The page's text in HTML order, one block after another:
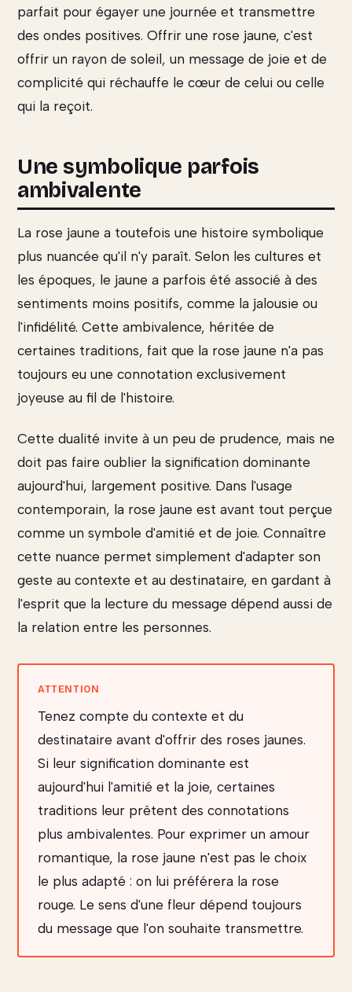
parfait pour égayer une journée et transmettre
des ondes positives. Offrir une rose jaune, c'est
offrir un rayon de soleil, un message de joie et de
complicité qui réchauffe le cœur de celui ou celle
qui la reçoit.
Une symbolique parfois
ambivalente
La rose jaune a toutefois une histoire symbolique
plus nuancée qu'il n'y paraît. Selon les cultures et
les époques, le jaune a parfois été associé à des
sentiments moins positifs, comme la jalousie ou
l'infidélité. Cette ambivalence, héritée de
certaines traditions, fait que la rose jaune n'a pas
toujours eu une connotation exclusivement
joyeuse au fil de l'histoire.
Cette dualité invite à un peu de prudence, mais ne
doit pas faire oublier la signification dominante
aujourd'hui, largement positive. Dans l'usage
contemporain, la rose jaune est avant tout perçue
comme un symbole d'amitié et de joie. Connaître
cette nuance permet simplement d'adapter son
geste au contexte et au destinataire, en gardant à
l'esprit que la lecture du message dépend aussi de
la relation entre les personnes.
Tenez compte du contexte et du
destinataire avant d'offrir des roses jaunes.
Si leur signification dominante est
aujourd'hui l'amitié et la joie, certaines
traditions leur prêtent des connotations
plus ambivalentes. Pour exprimer un amour
romantique, la rose jaune n'est pas le choix
le plus adapté : on lui préférera la rose
rouge. Le sens d'une fleur dépend toujours
du message que l'on souhaite transmettre.